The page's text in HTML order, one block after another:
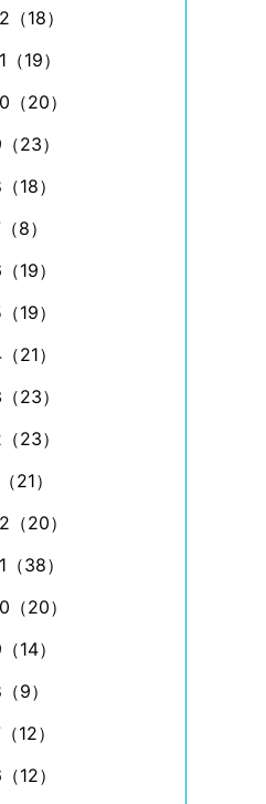
18）
19）
20）
23）
18）
8）
19）
19）
21）
23）
23）
21）
20）
38）
20）
14）
9）
12）
12）